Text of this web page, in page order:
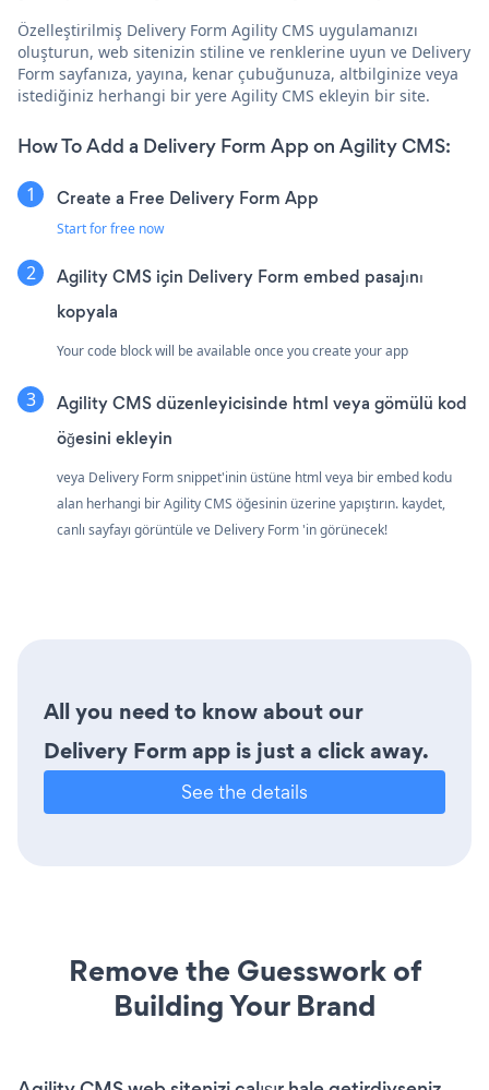
Özelleştirilmiş Delivery Form Agility CMS uygulamanızı
oluşturun, web sitenizin stiline ve renklerine uyun ve Delivery
Form sayfanıza, yayına, kenar çubuğunuza, altbilginize veya
istediğiniz herhangi bir yere Agility CMS ekleyin bir site.
How To Add a Delivery Form App on Agility CMS:
Create a Free Delivery Form App
Start for free now
Agility CMS için Delivery Form embed pasajını
kopyala
Your code block will be available once you create your app
Agility CMS düzenleyicisinde html veya gömülü kod
öğesini ekleyin
veya Delivery Form snippet'inin üstüne html veya bir embed kodu
alan herhangi bir Agility CMS öğesinin üzerine yapıştırın. kaydet,
canlı sayfayı görüntüle ve Delivery Form 'in görünecek!
All you need to know about our
Delivery Form app is just a click away.
See the details
Remove the Guesswork of
Building Your Brand